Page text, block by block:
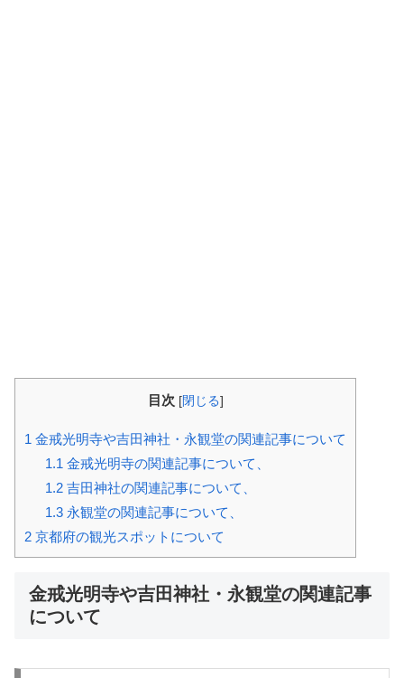
目次 [閉じる]
1 金戒光明寺や吉田神社・永観堂の関連記事について
1.1 金戒光明寺の関連記事について、
1.2吉田神社の関連記事について、
1.3永観堂の関連記事について、
2 京都府の観光スポットについて
金戒光明寺や吉田神社・永観堂の関連記事
について